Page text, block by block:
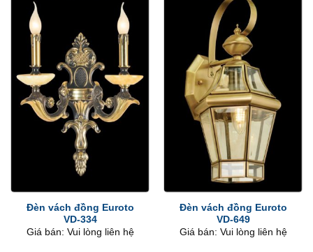
Đèn vách đồng Euroto
VD-334
Giá bán: Vui lòng liên hệ
Đèn vách đồng Euroto
VD-649
Giá bán: Vui lòng liên hệ